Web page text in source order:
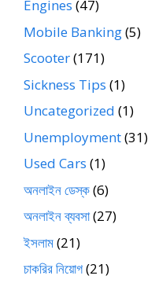
Engines (47)
Mobile Banking(5)
Scooter(171)
Sickness Tips (1)
Uncategorized (1)
Unemployment(31)
Used Cars (1)
অনলাইন ডেস্ক(6)
অনলাইন ব্যবসা(27)
ইসলাম(21)
চাকরির নিয়োগ(21)